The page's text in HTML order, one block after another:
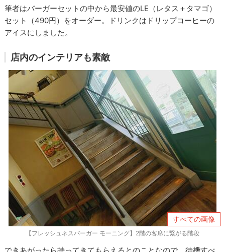
筆者はバーガーセットの中から最安値のLE（レタス＋タマゴ）
セット（490円）をオーダー。ドリンクはドリップコーヒーの
アイスにしました。
店内のインテリアも素敵
すべての画像
【フレッシュネスバーガー モーニング】2階の客席に繋がる階段
できあがったら持ってきてもらえるとのことなので、待機すべ